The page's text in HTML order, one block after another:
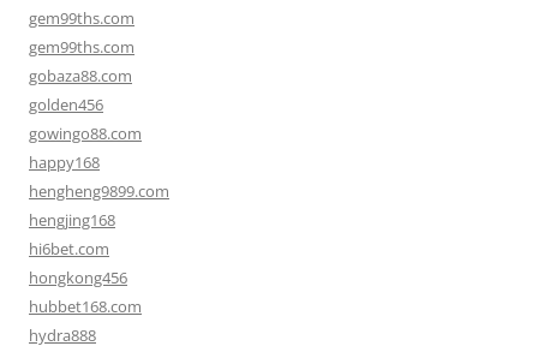
gem99ths.com
gem99ths.com
gobaza88.com
golden456
gowingo88.com
happy168
hengheng9899.com
hengjing168
hi6bet.com
hongkong456
hubbet168.com
hydra888